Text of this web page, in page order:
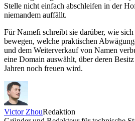
Stelle nicht einfach abschleifen in der
niemandem auffällt.
Für Namefi schreibt sie darüber, wie
bewegen, welche praktischen
und dem Weiterverkauf von Namen
eine Domain auswählt, über deren
Jahren noch freuen wird.
Victor ZhouRedaktion